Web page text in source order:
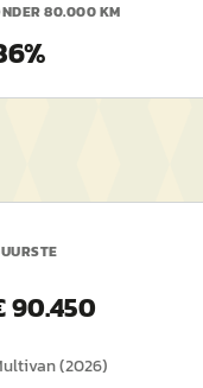
80.000 KM
90.450
(2026)